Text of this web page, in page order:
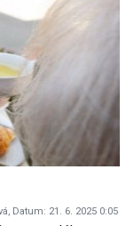
Datum: 21. 6. 2025 0:05